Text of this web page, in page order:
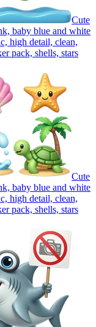
Cute
baby blue and white
high detail, clean,
pack, shells, stars
Cute
baby blue and white
high detail, clean,
pack, shells, stars